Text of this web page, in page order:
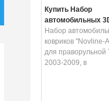
Купить Набор
автомобильных
"Novline-
праворульной
2003-2009, в
Набор
ковриков "Novline-
для праворульной
2003-2009, в